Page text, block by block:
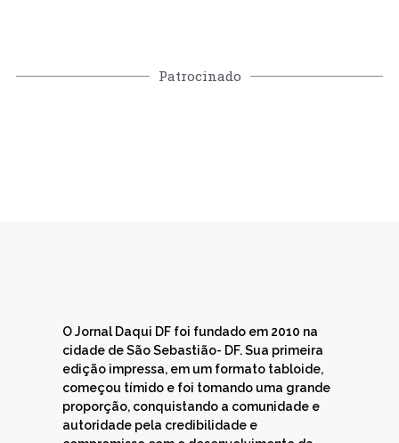
Patrocinado
O Jornal Daqui DF foi fundado em 2010 na
cidade de São Sebastião- DF. Sua primeira
edição impressa, em um formato tabloide,
começou tímido e foi tomando uma grande
proporção, conquistando a comunidade e
autoridade pela credibilidade e